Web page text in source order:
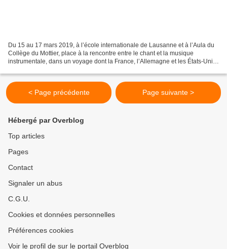
Du 15 au 17 mars 2019, à l’école internationale de Lausanne et à l’Aula du
Collège du Mottier, place à la rencontre entre le chant et la musique
instrumentale, dans un voyage dont la France, l’Allemagne et les États-Unis
< Page précédente Page suivante >
Hébergé par Overblog
Top articles
Pages
Contact
Signaler un abus
C.G.U.
Cookies et données personnelles
Préférences cookies
Voir le profil de sur le portail Overblog